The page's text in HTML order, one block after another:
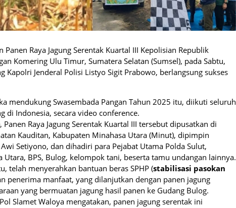
Panen Raya Jagung Serentak Kuartal III Kepolisian Republik
Komering Ulu Timur, Sumatera Selatan (Sumsel), pada Sabtu,
Kapolri Jenderal Polisi Listyo Sigit Prabowo, berlangsung sukses
mendukung Swasembada Pangan Tahun 2025 itu, diikuti seluruh
di Indonesia, secara video conference.
Raya Jagung Serentak Kuartal III tersebut dipusatkan di
Kauditan, Kabupaten Minahasa Utara (Minut), dipimpin
Setiyono, dan dihadiri para Pejabat Utama Polda Sulut,
BPS, Bulog, kelompok tani, beserta tamu undangan lainnya.
telah menyerahkan bantuan beras SPHP (stabilisasi pasokan
penerima manfaat, yang dilanjutkan dengan panen jagung
yang bermuatan jagung hasil panen ke Gudang Bulog.
Slamet Waloya mengatakan, panen jagung serentak ini